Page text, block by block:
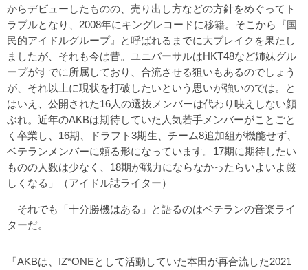
からデビューしたものの、売り出し方などの方針をめぐってト
ラブルとなり、2008年にキングレコードに移籍。そこから『国
民的アイドルグループ』と呼ばれるまでに大ブレイクを果たし
ましたが、それも今は昔。ユニバーサルはHKT48など姉妹グル
ープがすでに所属しており、合流させる狙いもあるのでしょう
が、それ以上に現状を打破したいという思いが強いのでは。と
はいえ、公開された16人の選抜メンバーは代わり映えしない顔
ぶれ。近年のAKBは期待していた人気若手メンバーがことごと
く卒業し、16期、ドラフト3期生、チーム8追加組が機能せず、
ベテランメンバーに頼る形になっています。17期に期待したい
ものの人数は少なく、18期が戦力にならなかったらいよいよ厳
しくなる」（アイドル誌ライター）
それでも「十分勝機はある」と語るのはベテランの音楽ライ
ターだ。
「AKBは、IZ*ONEとして活動していた本田が再合流した2021